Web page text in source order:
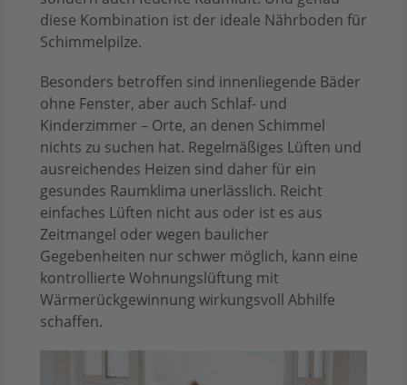
diese Kombination ist der ideale Nährboden für
Schimmelpilze.
Besonders betroffen sind innenliegende Bäder
ohne Fenster, aber auch Schlaf- und
Kinderzimmer – Orte, an denen Schimmel
nichts zu suchen hat. Regelmäßiges Lüften und
ausreichendes Heizen sind daher für ein
gesundes Raumklima unerlässlich. Reicht
einfaches Lüften nicht aus oder ist es aus
Zeitmangel oder wegen baulicher
Gegebenheiten nur schwer möglich, kann eine
kontrollierte Wohnungslüftung mit
Wärmerückgewinnung wirkungsvoll Abhilfe
schaffen.